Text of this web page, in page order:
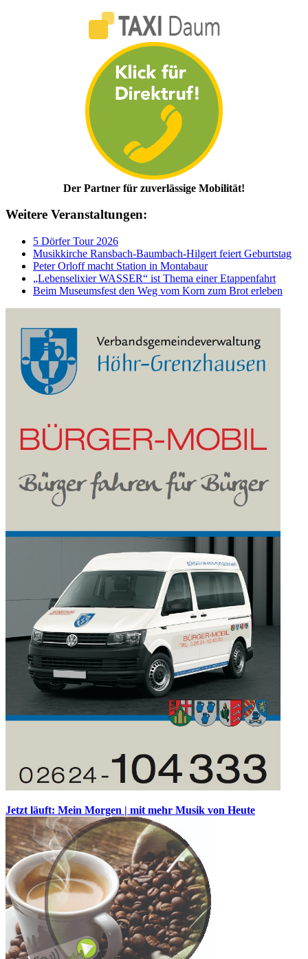
Der Partner für zuverlässige Mobilität!
Weitere Veranstaltungen:
5 Dörfer Tour 2026
Musikkirche Ransbach-Baumbach-Hilgert feiert Geburtstag
Peter Orloff macht Station in Montabaur
„Lebenselixier WASSER“ ist Thema einer Etappenfahrt
Beim Museumsfest den Weg vom Korn zum Brot erleben
Jetzt läuft: Mein Morgen | mit mehr Musik von Heute